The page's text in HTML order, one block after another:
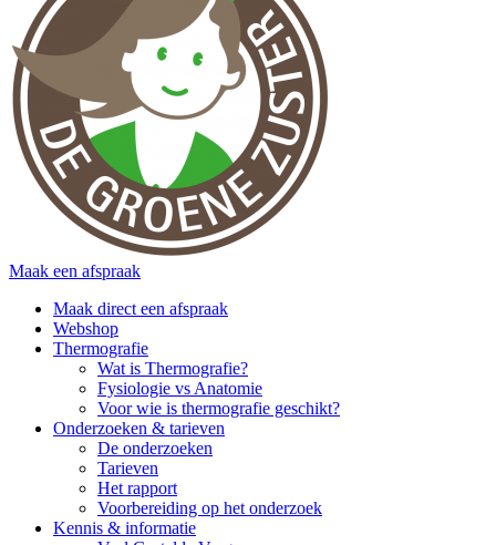
Maak een afspraak
Maak direct een afspraak
Webshop
Thermografie
Wat is Thermografie?
Fysiologie vs Anatomie
Voor wie is thermografie geschikt?
Onderzoeken & tarieven
De onderzoeken
Tarieven
Het rapport
Voorbereiding op het onderzoek
Kennis & informatie